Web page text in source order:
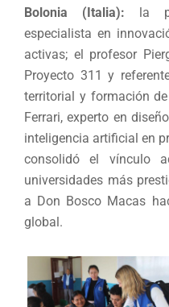
Bolonia (Italia): la
especialista en
activas; el profesor
Proyecto 311 y
territorial y formación
Ferrari, experto en
inteligencia artificial en
consolidó el vínculo
universidades más
a Don Bosco Macas
global.